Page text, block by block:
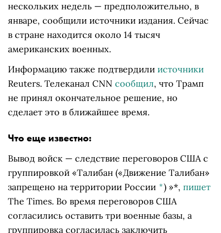
нескольких недель — предположительно, в
январе, сообщили источники издания. Сейчас
в стране находится около 14 тысяч
американских военных.
Информацию также подтвердили источники
Reuters. Телеканал CNN сообщил, что Трамп
не принял окончательное решение, но
сделает это в ближайшее время.
Что еще известно:
Вывод войск — следствие переговоров США с
группировкой «Талибан («Движение Талибан»
запрещено на территории России *) »*, пишет
The Times. Во время переговоров США
согласились оставить три военные базы, а
группировка согласилась заключить